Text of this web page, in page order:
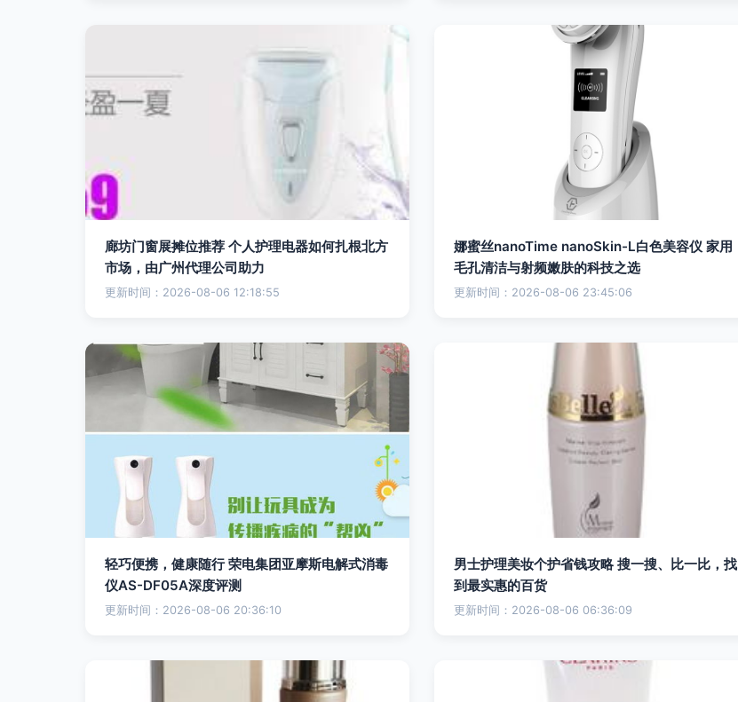
廊坊门窗展摊位推荐 个人护理电器如何扎根北方
市场，由广州代理公司助力
更新时间：2026-08-06 12:18:55
娜蜜丝nanoTime nanoSkin-L白色美容仪 家用
毛孔清洁与射频嫩肤的科技之选
更新时间：2026-08-06 23:45:06
轻巧便携，健康随行 荣电集团亚摩斯电解式消毒
仪AS-DF05A深度评测
更新时间：2026-08-06 20:36:10
男士护理美妆个护省钱攻略 搜一搜、比一比，找
到最实惠的百货
更新时间：2026-08-06 06:36:09